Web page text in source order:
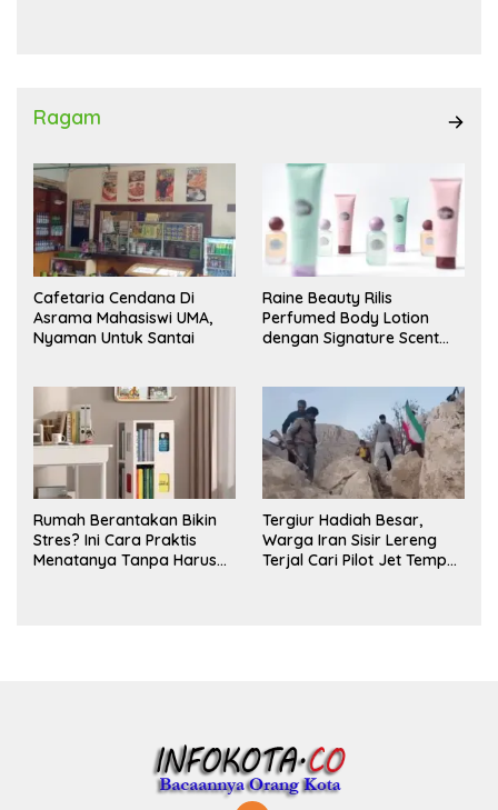
Ragam
Cafetaria Cendana Di
Asrama Mahasiswi UMA,
Nyaman Untuk Santai
Raine Beauty Rilis
Perfumed Body Lotion
dengan Signature Scent
Rumah Berantakan Bikin
Stres? Ini Cara Praktis
Menatanya Tanpa Harus
Tergiur Hadiah Besar,
Warga Iran Sisir Lereng
Terjal Cari Pilot Jet Tempur